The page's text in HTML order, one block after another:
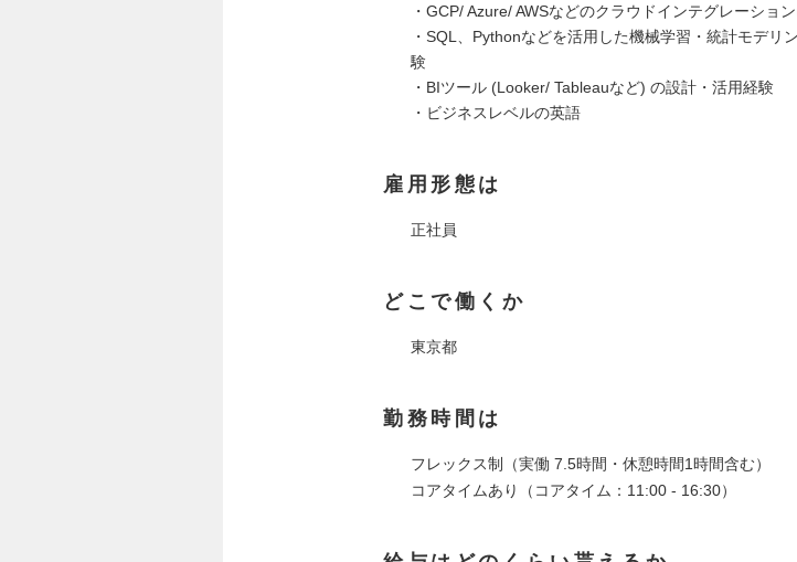
・GCP/ Azure/ AWSなどのクラウドインテグレーショ
・SQL、Pythonなどを活用した機械学習・統計モデリ
験
・BIツール (Looker/ Tableauなど) の設計・活用経験
・ビジネスレベルの英語
雇用形態は
正社員
どこで働くか
東京都
勤務時間は
フレックス制（実働 7.5時間・休憩時間1時間含む）
コアタイムあり（コアタイム：11:00 - 16:30）